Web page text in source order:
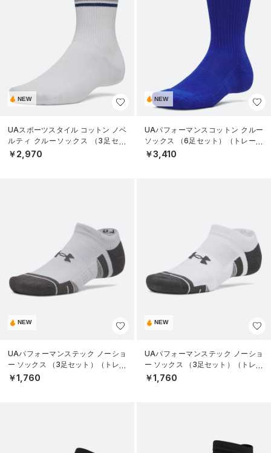
NEW
UAスポーツスタイル コットン ノベ
ルティ クルーソックス （3足セッ
ト）（トレーニング/UNISEX）
￥2,970
NEW
UAパフォーマンスコットン クルー
ソックス （6足セット）（トレーニ
ング/UNISEX）
￥3,410
NEW
UAパフォーマンステック ノーショ
ー ソックス （3足セット）（トレー
ニング/UNISEX）
￥1,760
NEW
UAパフォーマンステック ノーショ
ー ソックス （3足セット）（トレー
ニング/UNISEX）
￥1,760